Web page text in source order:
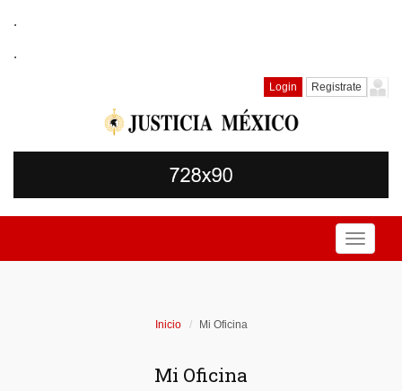
.
.
Login Registrate
Toggle
Inicio Mi Oficina
Mi Oficina